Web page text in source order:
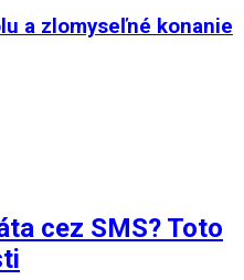
a zlomyseľné konanie
cez SMS? Toto